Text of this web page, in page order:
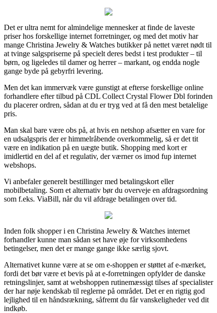
Det er ultra nemt for almindelige mennesker at finde de laveste
priser hos forskellige internet forretninger, og med det motiv har
mange Christina Jewelry & Watches butikker på nettet været nødt til
at tvinge salgspriserne på specielt deres bedst i test produkter – til
børn, og ligeledes til damer og herrer – markant, og endda nogle
gange byde på gebyrfri levering.
Men det kan immervæk være gunstigt at efterse forskellige online
forhandlere efter tilbud på CDL Collect Crystal Flower Dbl forinden
du placerer ordren, sådan at du er tryg ved at få den mest betalelige
pris.
Man skal bare være obs på, at hvis en netshop afsætter en vare for
en udsalgspris der er himmelråbende overkommelig, så er det tit
være en indikation på en uægte butik. Shopping med kort er
imidlertid en del af et regulativ, der værner os imod fup internet
webshops.
Vi anbefaler generelt bestillinger med betalingskort eller
mobilbetaling. Som et alternativ bør du overveje en afdragsordning
som f.eks. ViaBill, når du vil afdrage betalingen over tid.
Inden folk shopper i en Christina Jewelry & Watches internet
forhandler kunne man sådan set have øje for virksomhedens
betingelser, men det er mange gange ikke særlig sjovt.
Alternativet kunne være at se om e-shoppen er støttet af e-mærket,
fordi det bør være et bevis på at e-forretningen opfylder de danske
retningslinjer, samt at webshoppen rutinemæssigt tilses af specialister
der har nøje kendskab til reglerne på området. Det er en rigtig god
lejlighed til en håndsrækning, såfremt du får vanskeligheder ved dit
indkøb.